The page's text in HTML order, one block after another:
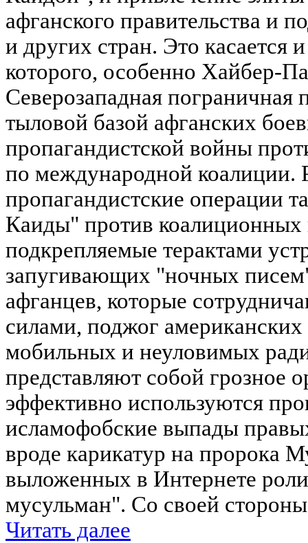
афганского правительства
и других стран. Это касается
которого, особенно Хайбер-
Северозападная пограничная
тыловой базой афганских
пропагандистской войны
по международной коалиции.
пропагандистские операции
Каиды" против коалиционных
подкрепляемые терактами
запугивающих "ночных
афганцев, которые
силами, поджог
мобильных и неуловимых
представляют собой грозное
эффективно используются
исламофобские выпады
вроде карикатур на пророка
выложенных в Интернете
мусульман". Со своей
Читать далее